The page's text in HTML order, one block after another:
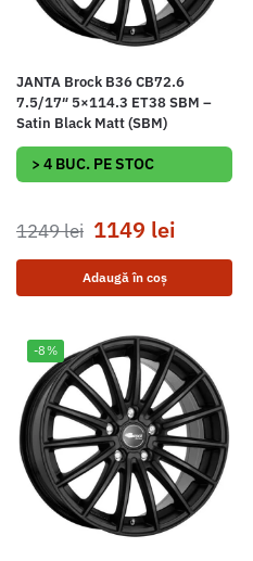
JANTA Brock B36 CB72.6
7.5/17″ 5×114.3 ET38 SBM –
Satin Black Matt (SBM)
> 4 BUC. PE STOC
1249lei 1149 lei
Adaugă în coș
-8%